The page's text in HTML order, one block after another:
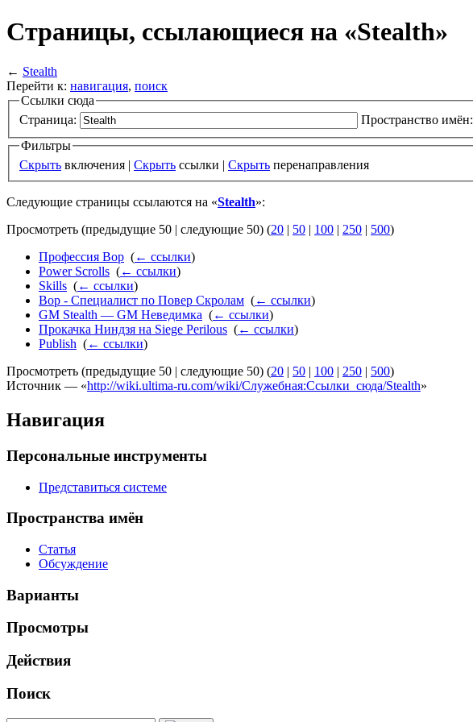
Страницы, ссылающиеся на «Stealth»
← Stealth
Перейти к: навигация, поиск
Ссылки сюда
Страница:
Пространство имён:
Фильтры
Скрыть включения | Скрыть ссылки | Скрыть перенаправления
Следующие страницы ссылаются на «Stealth»:
Просмотреть (предыдущие 50 | следующие 50) (20 | 50 | 100 | 250 | 500)
Профессия Вор (← ссылки)
Power Scrolls (← ссылки)
Skills (← ссылки)
Вор - Специалист по Повер Скролам (← ссылки)
GM Stealth — GM Неведимка (← ссылки)
Прокачка Ниндзя на Siege Perilous (← ссылки)
Publish (← ссылки)
Просмотреть (предыдущие 50 | следующие 50) (20 | 50 | 100 | 250 | 500)
Источник — «http://wiki.ultima-ru.com/wiki/Служебная:Ссылки_сюда/Stealth»
Навигация
Персональные инструменты
Представиться системе
Пространства имён
Статья
Обсуждение
Варианты
Просмотры
Действия
Поиск